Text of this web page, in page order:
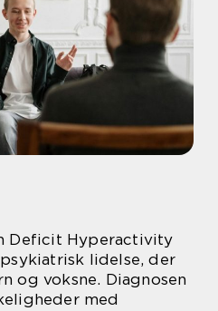
Deficit Hyperactivity
lidelse, der
og voksne. Diagnosen
med